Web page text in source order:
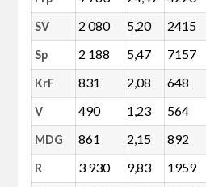
SV 2 080 5,20 2415
Sp 2 188 5,47 7157
KrF 831 2,08 648
V 490 1,23 564
MDG 861 2,15 892
R 3 930 9,83 1959